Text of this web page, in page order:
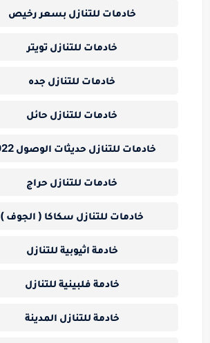
خادمات للتنازل بسعر رخيص
خادمات للتنازل تويتر
خادمات للتنازل جده
خادمات للتنازل حائل
خادمات للتنازل حديثات الوصول 2022
خادمات للتنازل حراج
خادمات للتنازل سكاكا ( الجوف )
خادمة اثيوبية للتنازل
خادمة فلبينية للتنازل
خادمة للتنازل المدينة